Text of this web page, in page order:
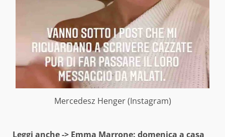
Mercedesz Henger (Instagram)
Leggi anche -> Emma Marrone: domenica a casa